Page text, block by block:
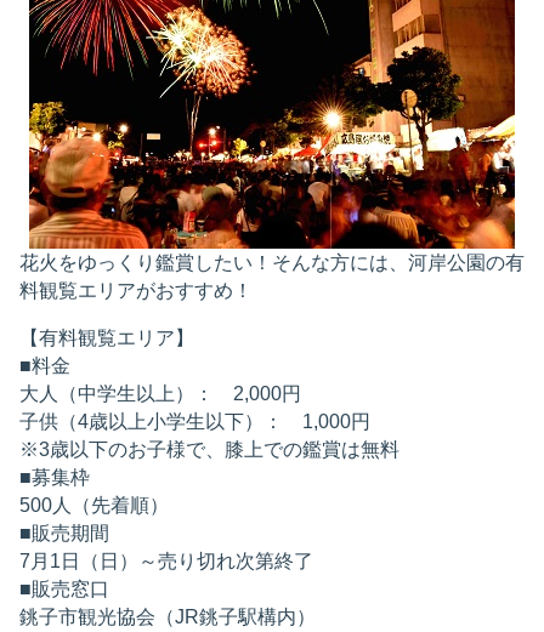
花火をゆっくり鑑賞したい！そんな方には、河岸公園の有
料観覧エリアがおすすめ！
【有料観覧エリア】
■料金
大人（中学生以上）： 2,000円
子供（4歳以上小学生以下）： 1,000円
※3歳以下のお子様で、膝上での鑑賞は無料
■募集枠
500人（先着順）
■販売期間
7月1日（日）～売り切れ次第終了
■販売窓口
銚子市観光協会（JR銚子駅構内）